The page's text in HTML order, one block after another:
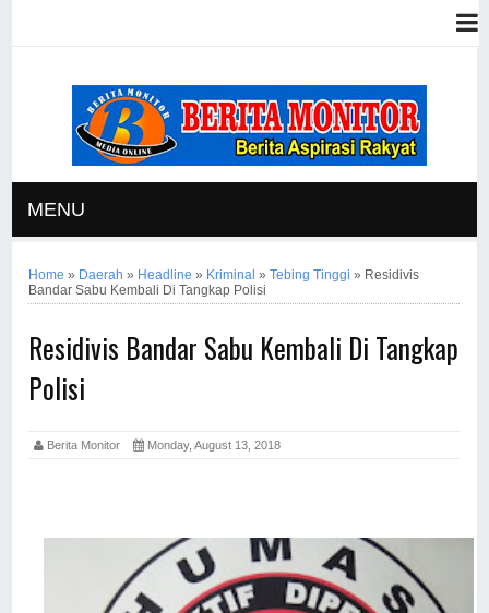
MENU
Home » Daerah » Headline » Kriminal »Tebing Tinggi » Residivis
Bandar Sabu Kembali Di Tangkap Polisi
Residivis Bandar Sabu Kembali Di Tangkap
Polisi
Berita Monitor Monday, August 13, 2018